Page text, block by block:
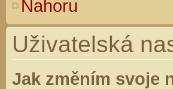
Nahoru
Uživatelská
Jak změním svoje